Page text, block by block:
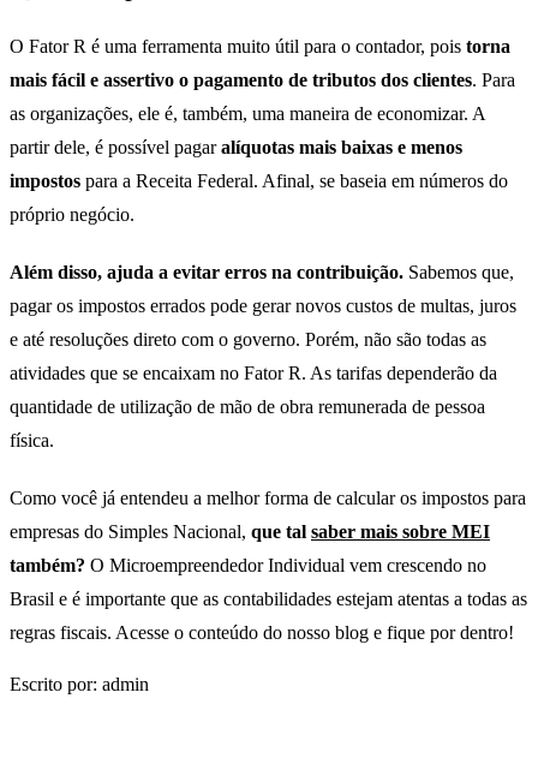
O Fator R é uma ferramenta muito útil para o contador, pois torna
mais fácil e assertivo o pagamento de tributos dos clientes. Para
as organizações, ele é, também, uma maneira de economizar. A
partir dele, é possível pagaralíquotas mais baixas e menos
impostos para a Receita Federal. Afinal, se baseia em números do
próprio negócio.
Além disso, ajuda a evitar erros na contribuição. Sabemos que,
pagar os impostos errados pode gerar novos custos de multas, juros
e até resoluções direto com o governo. Porém, não são todas as
atividades que se encaixam no Fator R. As tarifas dependerão da
quantidade de utilização de mão de obra remunerada de pessoa
física.
Como você já entendeu a melhor forma de calcular os impostos para
empresas do Simples Nacional, que tal saber mais sobre MEI
também? O Microempreendedor Individual vem crescendo no
Brasil e é importante que as contabilidades estejam atentas a todas as
regras fiscais. Acesse o conteúdo do nosso blog e fique por dentro!
Escrito por: admin